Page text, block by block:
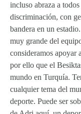
incluso abraza a
discriminación, con
bandera en un
muy grande del
consideramos apoyar
por ello que el
mundo en Turquía.
cualquier tema del
deporte. Puede ser